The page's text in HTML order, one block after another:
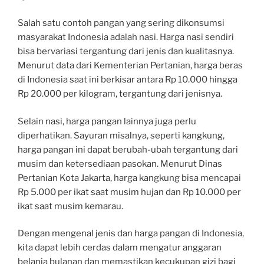
Salah satu contoh pangan yang sering dikonsumsi
masyarakat Indonesia adalah nasi. Harga nasi sendiri
bisa bervariasi tergantung dari jenis dan kualitasnya.
Menurut data dari Kementerian Pertanian, harga beras
di Indonesia saat ini berkisar antara Rp 10.000 hingga
Rp 20.000 per kilogram, tergantung dari jenisnya.
Selain nasi, harga pangan lainnya juga perlu
diperhatikan. Sayuran misalnya, seperti kangkung,
harga pangan ini dapat berubah-ubah tergantung dari
musim dan ketersediaan pasokan. Menurut Dinas
Pertanian Kota Jakarta, harga kangkung bisa mencapai
Rp 5.000 per ikat saat musim hujan dan Rp 10.000 per
ikat saat musim kemarau.
Dengan mengenal jenis dan harga pangan di Indonesia,
kita dapat lebih cerdas dalam mengatur anggaran
belanja bulanan dan memastikan kecukupan gizi bagi